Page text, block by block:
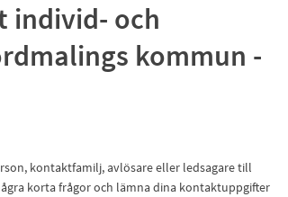
individ- och
kommun -
kontaktfamilj, avlösare eller ledsagare till
korta frågor och lämna dina kontaktuppgifter